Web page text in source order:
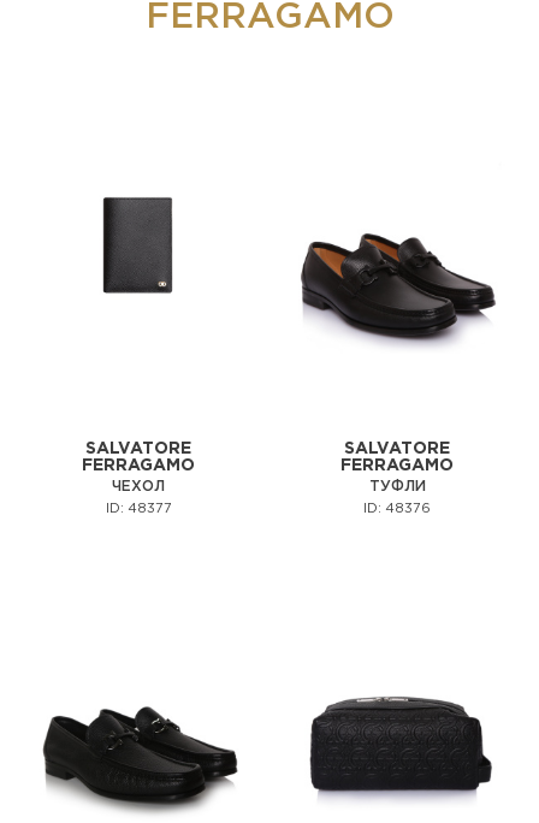
FERRAGAMO
SALVATORE
FERRAGAMO
ЧЕХОЛ
ID: 48377
SALVATORE
FERRAGAMO
ТУФЛИ
ID: 48376